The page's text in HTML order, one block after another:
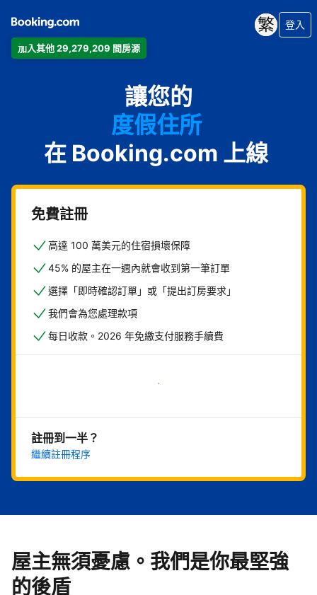
加入其他 29,279,209 間房源
登入
讓您的
公寓
飯店
度假住所
家庭旅館
B&B
在 Booking.com 上線
免費註冊
高達 100 萬美元的住宿損壞保障
45% 的屋主在一週內就會收到第一筆訂單
選擇「即時確認訂單」或「提出訂房要求」
我們會為您處理款項
每日收款。2026 年免繳支付服務手續費
現在就開始
註冊到一半？
繼續註冊程序
屋主無須憂慮。我們是你最堅強
的後盾